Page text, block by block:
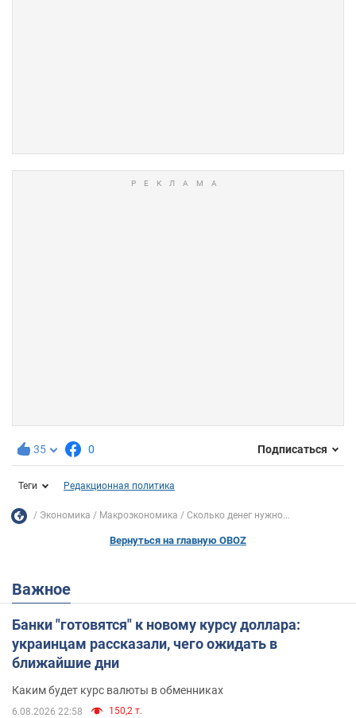
35 0 Подписаться
Теги Редакционная политика
Экономика Mакроэкономика Сколько денег нужно...
Вернуться на главную OBOZ
Важное
Банки "готовятся" к новому курсу доллара:
украинцам рассказали, чего ожидать в
ближайшие дни
Каким будет курс валюты в обменниках
6.08.2026 22:58 150,2 т.